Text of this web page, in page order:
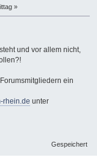
»
und vor allem nicht,
ein
rhein.de unter
Gespeichert